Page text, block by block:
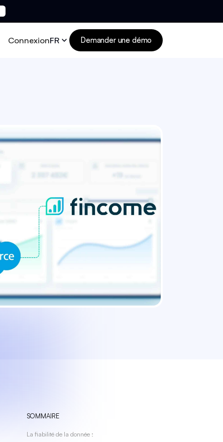
ConnexionFR Demander une démo
SOMMAIRE
La fiabilité de la donnée :